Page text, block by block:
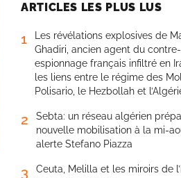
ARTICLES LES PLUS LUS
1
Les révélations explosives de
Ghadiri, ancien agent du contre-
espionnage français infiltré en
les liens entre le régime des
Polisario, le Hezbollah et
2
Sebta: un réseau algérien
nouvelle mobilisation à la mi-
alerte Stefano Piazza
3
Ceuta, Melilla et les miroirs de